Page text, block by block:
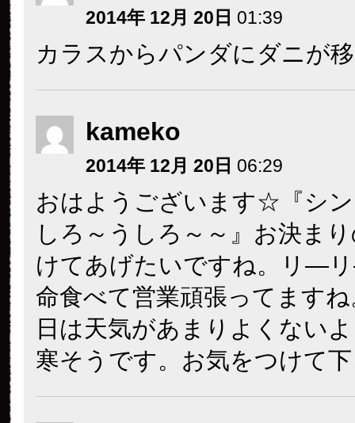
2014年 12月 20日 01:39
カラスからパンダにダニが
kameko
2014年 12月 20日 06:29
おはようございます☆『シ
しろ～うしろ～～』お決ま
けてあげたいですね。リ―
命食べて営業頑張ってます
日は天気があまりよくない
寒そうです。お気をつけて